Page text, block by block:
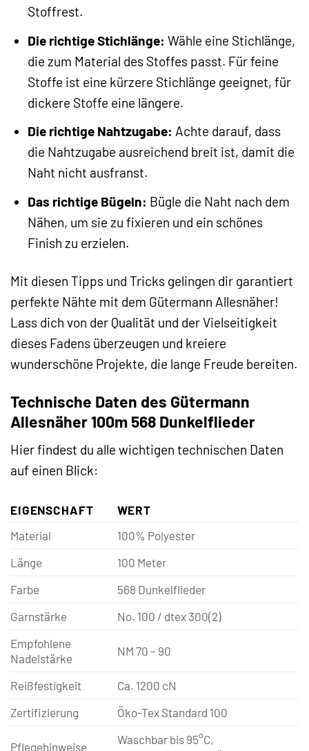
Stoffrest.
Die richtige Stichlänge: Wähle eine Stichlänge,
die zum Material des Stoffes passt. Für feine
Stoffe ist eine kürzere Stichlänge geeignet, für
dickere Stoffe eine längere.
Die richtige Nahtzugabe: Achte darauf, dass
die Nahtzugabe ausreichend breit ist, damit die
Naht nicht ausfranst.
Das richtige Bügeln: Bügle die Naht nach dem
Nähen, um sie zu fixieren und ein schönes
Finish zu erzielen.
Mit diesen Tipps und Tricks gelingen dir garantiert
perfekte Nähte mit dem Gütermann Allesnäher!
Lass dich von der Qualität und der Vielseitigkeit
dieses Fadens überzeugen und kreiere
wunderschöne Projekte, die lange Freude bereiten.
Technische Daten des Gütermann
Allesnäher 100m 568 Dunkelflieder
Hier findest du alle wichtigen technischen Daten
auf einen Blick:
EIGENSCHAFT
WERT
Material
100% Polyester
Länge
100 Meter
Farbe
568 Dunkelflieder
Garnstärke
No. 100 / dtex 300(2)
Empfohlene
Nadelstärke
NM 70 – 90
Reißfestigkeit
Ca. 1200 cN
Zertifizierung
Öko-Tex Standard 100
Pflegehinweise
Waschbar bis 95°C,